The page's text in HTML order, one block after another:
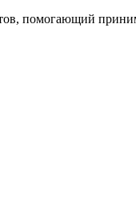
помогающий